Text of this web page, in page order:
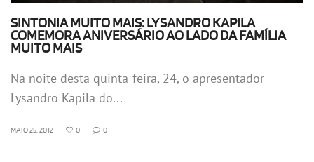
SINTONIA MUITO MAIS: LYSANDRO KAPILA
COMEMORA ANIVERSÁRIO AO LADO DA FAMÍLIA
MUITO MAIS
Na noite desta quinta-feira, 24, o apresentador
Lysandro Kapila do...
MAIO 25, 2012 • 0 • 0